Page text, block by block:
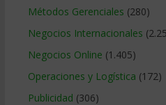
Métodos Gerenciales (280)
Negocios Internacionales
Negocios Online (1.405)
Operaciones y Logística (172)
Publicidad (306)